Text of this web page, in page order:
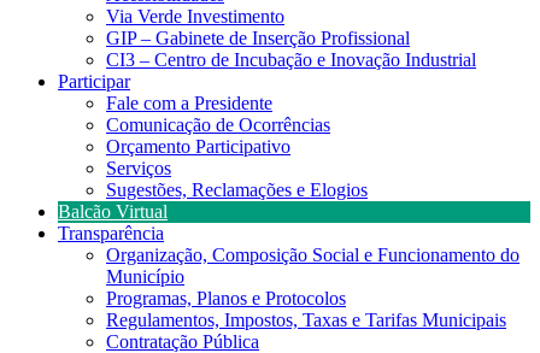
Via Verde Investimento
GIP – Gabinete de Inserção Profissional
CI3 – Centro de Incubação e Inovação Industrial
Participar
Fale com a Presidente
Comunicação de Ocorrências
Orçamento Participativo
Serviços
Sugestões, Reclamações e Elogios
Balcão Virtual
Transparência
Organização, Composição Social e Funcionamento do
Município
Programas, Planos e Protocolos
Regulamentos, Impostos, Taxas e Tarifas Municipais
Contratação Pública